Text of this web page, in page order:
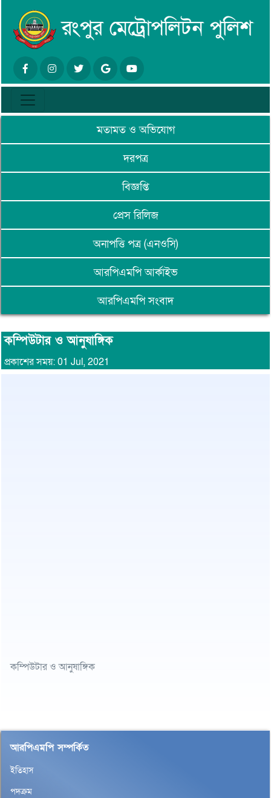
মতামত ও অভিযোগ
দরপত্র
বিজ্ঞপ্তি
প্রেস রিলিজ
অনাপত্তি পত্র (এনওসি)
আরপিএমপি আর্কাইভ
আরপিএমপি সংবাদ
কম্পিউটার ও আনুষাঙ্গিক
প্রকাশের সময়: 01 Jul, 2021
কম্পিউটার ও আনুষাঙ্গিক
আরপিএমপি সম্পর্কিত
ইতিহাস
পদক্রম